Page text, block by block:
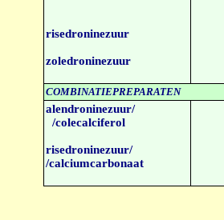
risedroninezuur
zoledroninezuur
COMBINATIEPREPARATEN
alendroninezuur/
/colecalciferol
risedroninezuur/
/calciumcarbonaat